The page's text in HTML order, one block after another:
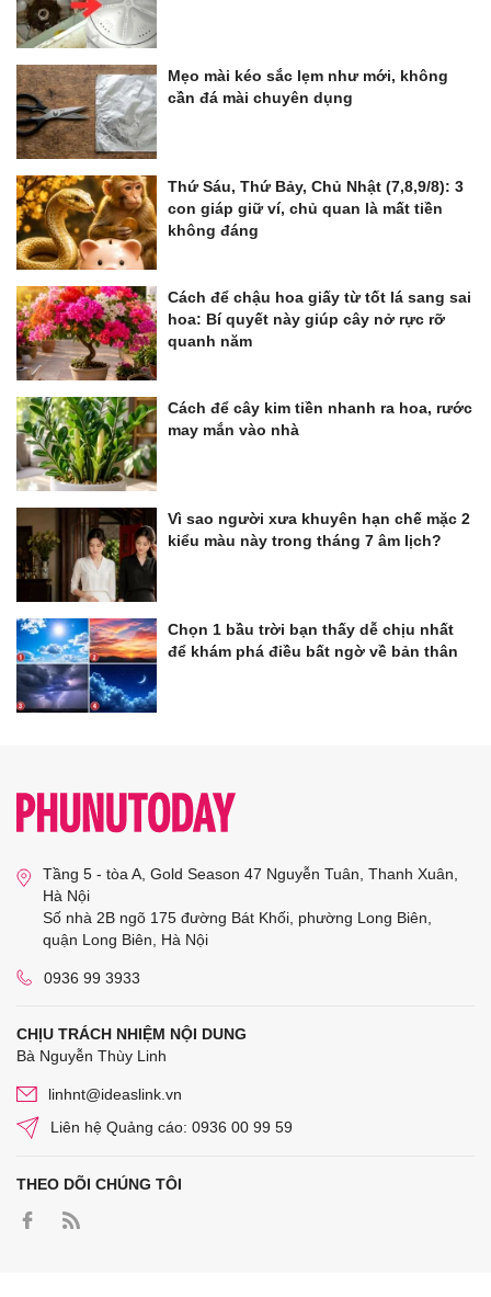
Mẹo mài kéo sắc lẹm như mới, không
cần đá mài chuyên dụng
Thứ Sáu, Thứ Bảy, Chủ Nhật (7,8,9/8): 3
con giáp giữ ví, chủ quan là mất tiền
không đáng
Cách để chậu hoa giấy từ tốt lá sang sai
hoa: Bí quyết này giúp cây nở rực rỡ
quanh năm
Cách để cây kim tiền nhanh ra hoa, rước
may mắn vào nhà
Vì sao người xưa khuyên hạn chế mặc 2
kiểu màu này trong tháng 7 âm lịch?
Chọn 1 bầu trời bạn thấy dễ chịu nhất
để khám phá điều bất ngờ về bản thân
Tầng 5 - tòa A, Gold Season 47 Nguyễn Tuân, Thanh Xuân,
Hà Nội
Số nhà 2B ngõ 175 đường Bát Khối, phường Long Biên,
quận Long Biên, Hà Nội
0936 99 3933
CHỊU TRÁCH NHIỆM NỘI DUNG
Bà Nguyễn Thùy Linh
linhnt@ideaslink.vn
Liên hệ Quảng cáo: 0936 00 99 59
THEO DÕI CHÚNG TÔI